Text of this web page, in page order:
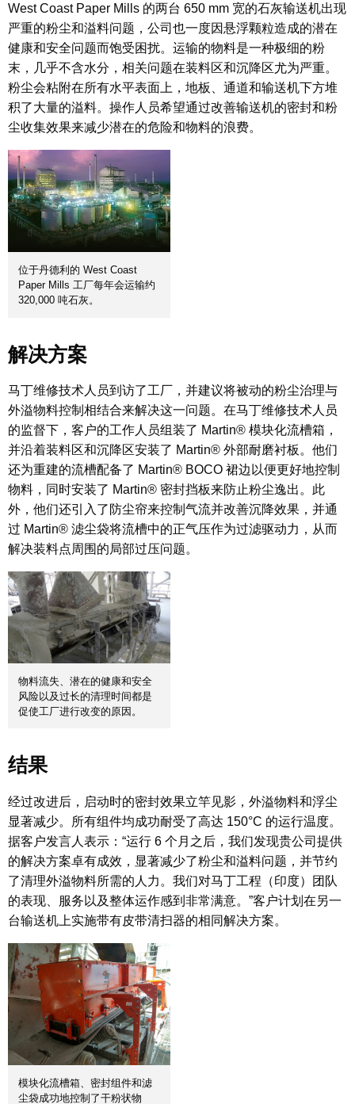
West Coast Paper Mills 的两台 650 mm 宽的石灰输送机出现
严重的粉尘和溢料问题，公司也一度因悬浮颗粒造成的潜在
健康和安全问题而饱受困扰。运输的物料是一种极细的粉
末，几乎不含水分，相关问题在装料区和沉降区尤为严重。
粉尘会粘附在所有水平表面上，地板、通道和输送机下方堆
积了大量的溢料。操作人员希望通过改善输送机的密封和粉
尘收集效果来减少潜在的危险和物料的浪费。
位于丹德利的 West Coast
Paper Mills 工厂每年会运输约
320,000 吨石灰。
解决方案
马丁维修技术人员到访了工厂，并建议将被动的粉尘治理与
外溢物料控制相结合来解决这一问题。在马丁维修技术人员
的监督下，客户的工作人员组装了 Martin® 模块化流槽箱，
并沿着装料区和沉降区安装了 Martin® 外部耐磨衬板。他们
还为重建的流槽配备了 Martin® BOCO 裙边以便更好地控制
物料，同时安装了 Martin® 密封挡板来防止粉尘逸出。此
外，他们还引入了防尘帘来控制气流并改善沉降效果，并通
过 Martin® 滤尘袋将流槽中的正气压作为过滤驱动力，从而
解决装料点周围的局部过压问题。
物料流失、潜在的健康和安全
风险以及过长的清理时间都是
促使工厂进行改变的原因。
结果
经过改进后，启动时的密封效果立竿见影，外溢物料和浮尘
显著减少。所有组件均成功耐受了高达 150°C 的运行温度。
据客户发言人表示：“运行 6 个月之后，我们发现贵公司提供
的解决方案卓有成效，显著减少了粉尘和溢料问题，并节约
了清理外溢物料所需的人力。我们对马丁工程（印度）团队
的表现、服务以及整体运作感到非常满意。”客户计划在另一
台输送机上实施带有皮带清扫器的相同解决方案。
模块化流槽箱、密封组件和滤
尘袋成功地控制了干粉状物